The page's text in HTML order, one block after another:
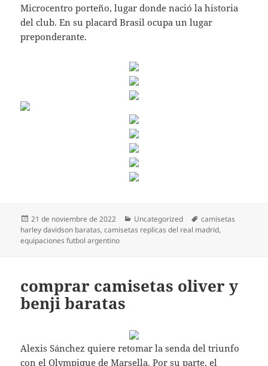
Microcentro porteño, lugar donde nació la historia
del club. En su placard Brasil ocupa un lugar
preponderante.
Publicado
el
21 de noviembre de 2022 Categorías
Uncategorized Etiquetas
camisetas
harley davidson baratas,camisetas replicas del real madrid,
equipaciones futbol argentino
comprar camisetas oliver y
benji baratas
Alexis Sánchez quiere retomar la senda del triunfo
con el Olympique de Marsella. Por su parte, el